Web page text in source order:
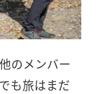
のメンバー
も旅はまだ